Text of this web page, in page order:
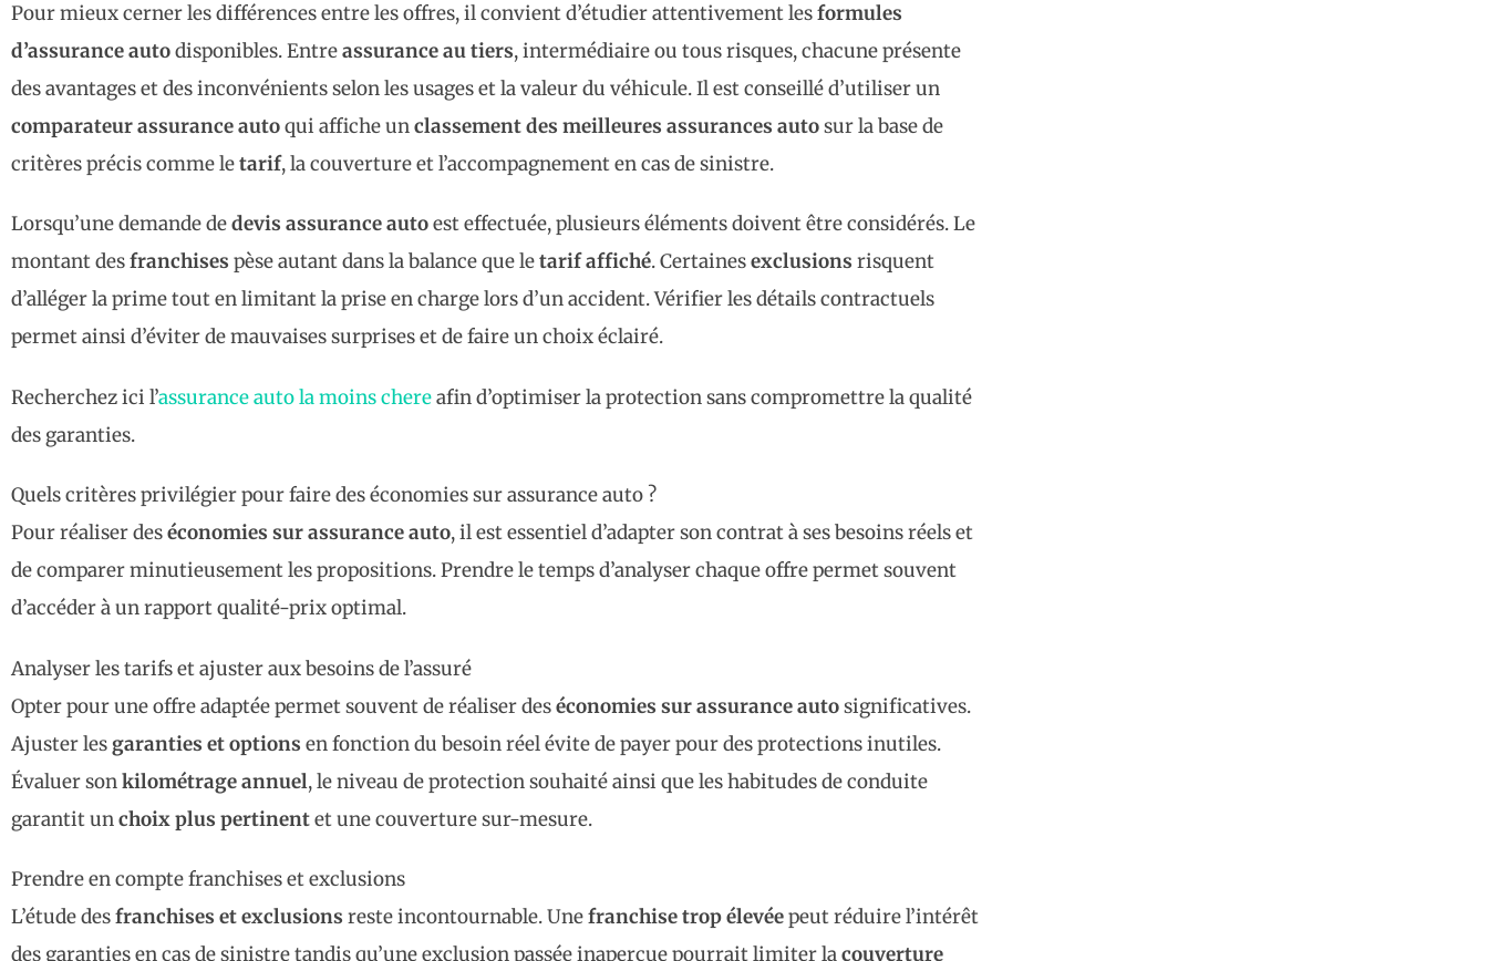
Pour mieux cerner les différences entre les offres, il convient d’étudier attentivement lesformules
d’assurance autodisponibles. Entreassurance au tiers, intermédiaire ou tous risques, chacune présente
des avantages et des inconvénients selon les usages et la valeur du véhicule. Il est conseillé d’utiliser un
comparateur assurance autoqui affiche unclassement des meilleures assurances autosur la base de
critères précis comme letarif, la couverture et l’accompagnement en cas de sinistre.
Lorsqu’une demande dedevis assurance autoest effectuée, plusieurs éléments doivent être considérés. Le
montant desfranchises pèse autant dans la balance que letarif affiché. Certainesexclusions risquent
d’alléger la prime tout en limitant la prise en charge lors d’un accident. Vérifier les détails contractuels
permet ainsi d’éviter de mauvaises surprises et de faire un choix éclairé.
Recherchez ici l’assurance auto la moins chereafin d’optimiser la protection sans compromettre la qualité
des garanties.
Quels critères privilégier pour faire des économies sur assurance auto ?
Pour réaliser deséconomies sur assurance auto, il est essentiel d’adapter son contrat à ses besoins réels et
de comparer minutieusement les propositions. Prendre le temps d’analyser chaque offre permet souvent
d’accéder à un rapport qualité-prix optimal.
Analyser les tarifs et ajuster aux besoins de l’assuré
Opter pour une offre adaptée permet souvent de réaliser deséconomies sur assurance autosignificatives.
Ajuster lesgaranties et options en fonction du besoin réel évite de payer pour des protections inutiles.
Évaluer sonkilométrage annuel, le niveau de protection souhaité ainsi que les habitudes de conduite
garantit unchoix plus pertinentet une couverture sur-mesure.
Prendre en compte franchises et exclusions
L’étude desfranchises et exclusions reste incontournable. Unefranchise trop élevéepeut réduire l’intérêt
des garanties en cas de sinistre tandis qu’une exclusion passée inaperçue pourrait limiter lacouverture